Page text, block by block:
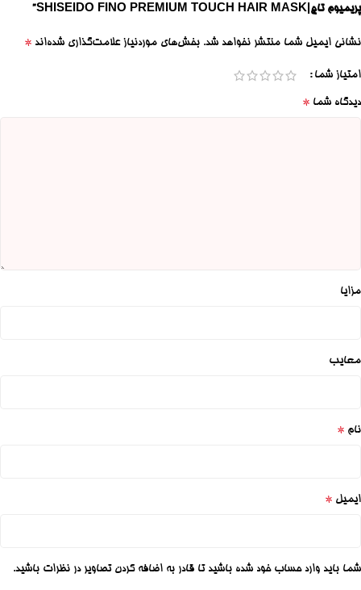
پریمیوم تاچ|SHISEIDO FINO PREMIUM TOUCH HAIR MASK”
نشانی ایمیل شما منتشر نخواهد شد. بخش‌های موردنیاز علامت‌گذاری شده‌اند *
امتیاز شما
دیدگاه شما *
مزایا
معایب
نام *
ایمیل *
شما باید وارد حساب خود شده باشید تا قادر به اضافه کردن تصاویر در نظرات باشید.